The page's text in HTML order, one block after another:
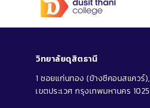
วิทยาลัยดุสิตธานี
1 ซอยแก่นทอง (ข้างซีคอนสแควร์
เขตประเวศ กรุงเทพมหานคร